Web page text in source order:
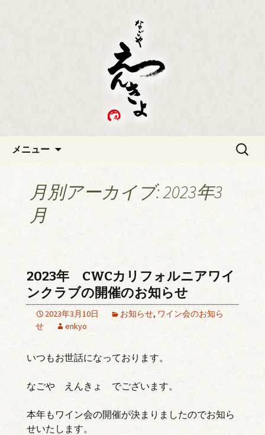
なごや えんきょ
「なごや えんきょ」のブログです。
メニュー
検
月別アーカイブ: 2023年3
月
2023年 CWCカリフォルニアワイ
ンクラブの開催のお知らせ
2023年3月10日 お知らせ, ワイン会のお知ら
せ
enkyo
いつもお世話になっております。
なごや えんきょ でございます。
本年もワイン会の開催が決まりましたのでお知ら
せいたします。